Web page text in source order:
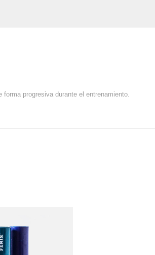
progresiva durante el entrenamiento.